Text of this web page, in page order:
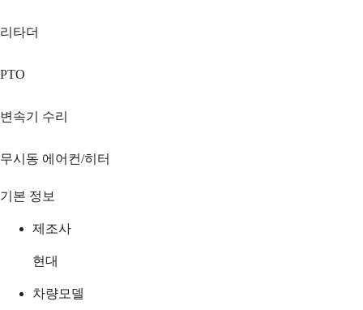
리타더
PTO
변속기 수리
무시동 에어컨/히터
기본 정보
제조사
현대
차량모델